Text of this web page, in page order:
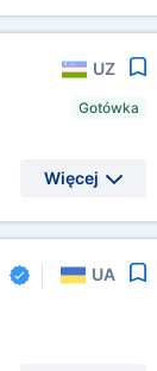
UZ
Gotówka
Więcej
UA